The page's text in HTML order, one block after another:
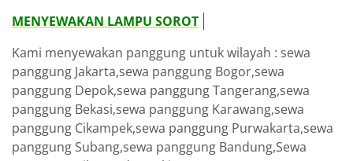
MENYEWAKAN LAMPU SOROT
Kami menyewakan panggung untuk wilayah : sewa
panggung Jakarta,sewa panggung Bogor,sewa
panggung Depok,sewa panggung Tangerang,sewa
panggung Bekasi,sewa panggung Karawang,sewa
panggung Cikampek,sewa panggung Purwakarta,sewa
panggung Subang,sewa panggung Bandung,Sewa